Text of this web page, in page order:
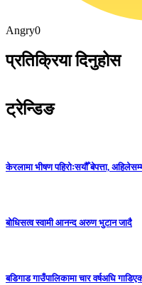
Angry0
प्रतिक्रिया दिनुहोस
ट्रेन्डिङ
केरलामा भीषण पहिरोःसयौँ बेपत्ता,
बोधिसत्व स्वामी आनन्द अरुण भुटान जादै
बडिगाड गाउँपालिकामा चार वर्षअघि